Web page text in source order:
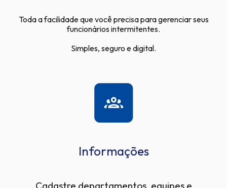
Toda a facilidade que você precisa para gerenciar seus
funcionários intermitentes.
Simples, seguro e digital.
Informações
Cadastre departamentos, equipes e